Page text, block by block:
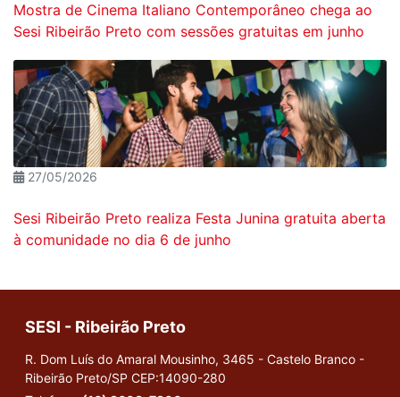
Mostra de Cinema Italiano Contemporâneo chega ao
Sesi Ribeirão Preto com sessões gratuitas em junho
27/05/2026
Sesi Ribeirão Preto realiza Festa Junina gratuita aberta
à comunidade no dia 6 de junho
SESI - Ribeirão Preto
R. Dom Luís do Amaral Mousinho, 3465 - Castelo Branco -
Ribeirão Preto/SP CEP:14090-280